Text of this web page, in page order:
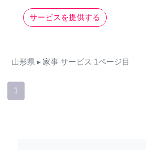
サービスを提供する
山形県 ▸ 家事 サービス 1ページ目
1